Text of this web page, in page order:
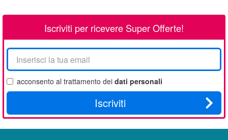
Iscriviti per ricevere Super Offerte!
La
tua
email
acconsento al trattamento dei dati personali
Iscriviti